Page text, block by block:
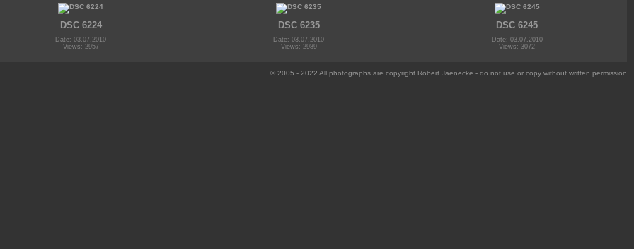
DSC 6224
Date: 03.07.2010
Views: 2957
DSC 6235
Date: 03.07.2010
Views: 2989
DSC 6245
Date: 03.07.2010
Views: 3072
© 2005 - 2022 All photographs are copyright Robert Jaenecke - do not use or copy without written permission